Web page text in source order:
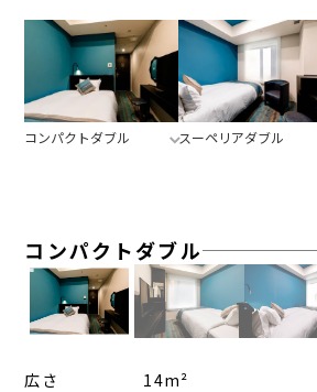
コンパクトダブル スーペリアダブル
コンパクトダブル
広さ 14m²